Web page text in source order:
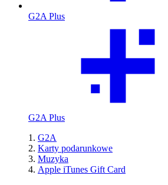
G2A Plus
G2A Plus
G2A
Karty podarunkowe
Muzyka
Apple iTunes Gift Card